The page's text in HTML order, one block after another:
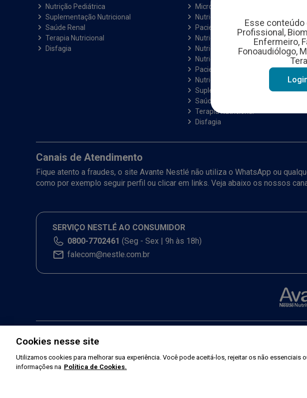
Esse
Profissional,
Enfermeiro,
Fonoaudiólogo,
Nutrição Pediátrica
Suplementação Nutricional
Saúde Renal
Terapia Nutricional
Disfagia
Microbiota Intestinal
Nutrição Celular
Paciente Cirúrgico
Nutrição Esportiva
Nutrição Feminina
Nutrição na Oncologia
Paciente Crítico
Nutrição Pediátrica
Suplementação Nutricional
Saúde Renal
Terapia Nutricional
Disfagia
Canais de Atendimento
Fique atento a fraudes, o site Avante Nestlé não utiliza o WhatsApp ou
como por exemplo seguir perfil ou clicar em links. Veja abaixo os nossos
SERVIÇO NESTLÉ AO CONSUMIDOR
0800-7702461 (Seg - Sex | 9h às 18h)
falecom@nestle.com.br
Cookies nesse site
Utilizamos cookies para melhorar sua experiência. Você pode aceitá-los, rejeitar os não essenciais
informações na Política de Cookies.